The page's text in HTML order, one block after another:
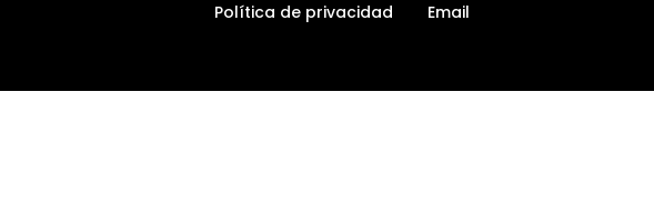
Política de privacidad
Email